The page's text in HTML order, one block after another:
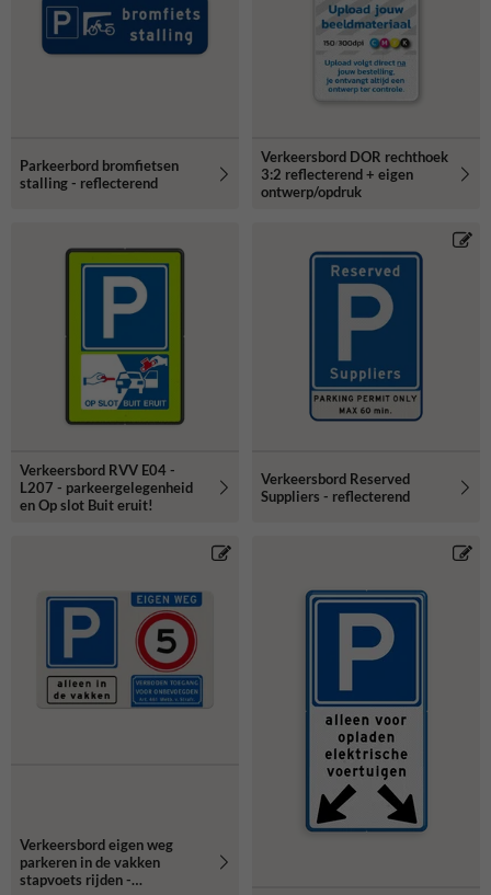
Parkeerbord bromfietsen
stalling - reflecterend
Verkeersbord DOR rechthoek
3:2 reflecterend + eigen
ontwerp/opdruk
Verkeersbord RVV E04 -
L207 - parkeergelegenheid
en Op slot Buit eruit!
Verkeersbord Reserved
Suppliers - reflecterend
Verkeersbord eigen weg
parkeren in de vakken
stapvoets rijden -